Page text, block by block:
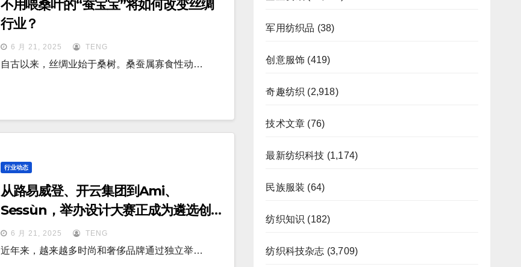
不用喂桑叶的“蚕宝宝”将如何改变丝绸
行业？
6 月 21, 2025 TENG
自古以来，丝绸业始于桑树。桑蚕属寡食性动…
行业动态
从路易威登、开云集团到Ami、
Sessùn，举办设计大赛正成为遴选创意
人才的重要通道
6 月 21, 2025 TENG
近年来，越来越多时尚和奢侈品牌通过独立举…
军用纺织品 (38)
创意服饰 (419)
奇趣纺织 (2,918)
技术文章 (76)
最新纺织科技 (1,174)
民族服装 (64)
纺织知识 (182)
纺织科技杂志 (3,709)